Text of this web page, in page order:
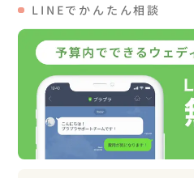
▽カップル様の当日の様子
温かい雰囲気のお二人で、終
いただきました。
お二人とも笑顔が素敵なので
りませんでした！
LINEでかんたん相談